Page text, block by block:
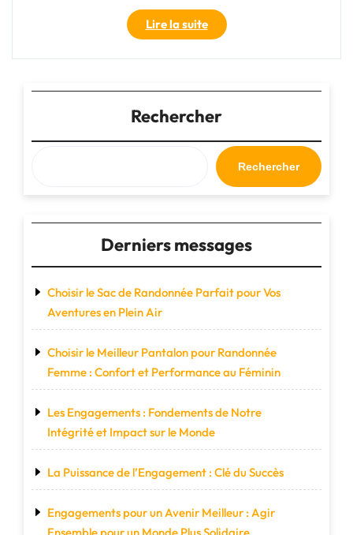
Lire la suite"Le
Sac
Cabine
:
Votre
Compagnon
Indispensable
pour
Explorer
Rechercher
Rechercher
Derniers messages
Choisir le Sac de Randonnée Parfait pour Vos
Aventures en Plein Air
Choisir le Meilleur Pantalon pour Randonnée
Femme : Confort et Performance au Féminin
Les Engagements : Fondements de Notre
Intégrité et Impact sur le Monde
La Puissance de l’Engagement : Clé du Succès
Engagements pour un Avenir Meilleur : Agir